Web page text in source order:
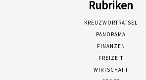
Rubriken
KREUZWORTRÄTSEL
PANORAMA
FINANZEN
FREIZEIT
WIRTSCHAFT